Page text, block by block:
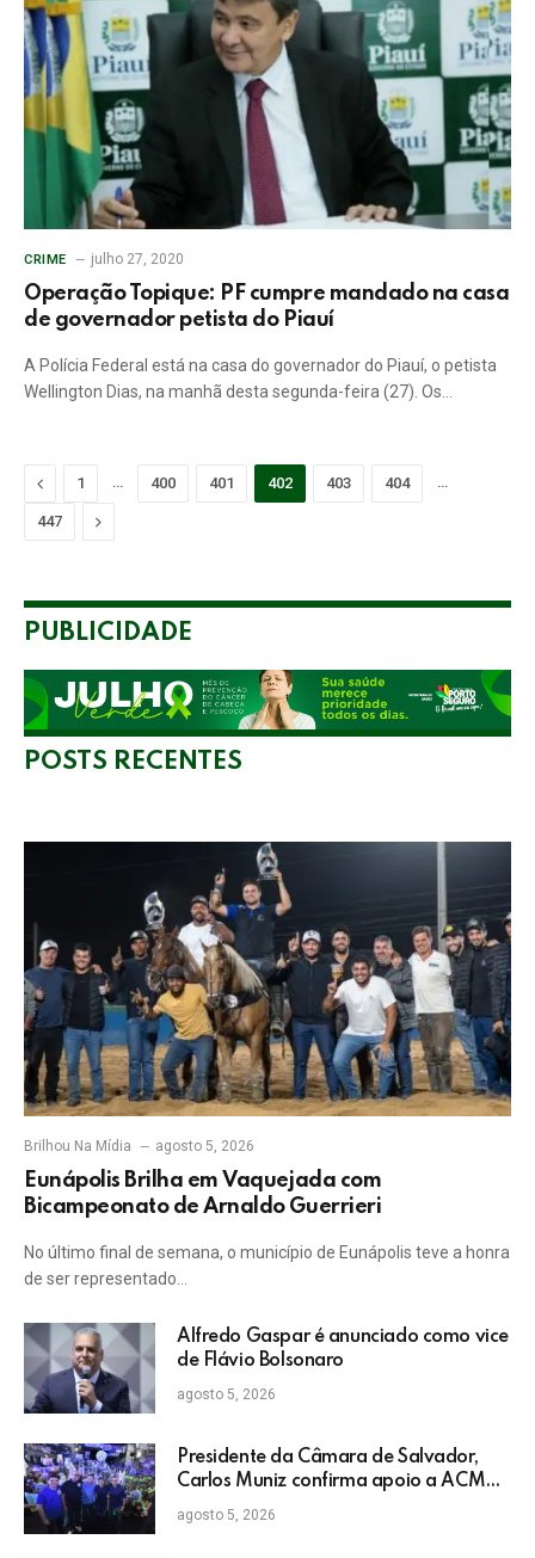
CRIME julho 27, 2020
Operação Topique: PF cumpre mandado na casa
de governador petista do Piauí
A Polícia Federal está na casa do governador do Piauí, o petista
Wellington Dias, na manhã desta segunda-feira (27). Os…
Previous
1 … 400 401 402 403 404 …
447 Next
PUBLICIDADE
POSTS RECENTES
Brilhou Na Mídia agosto 5, 2026
Eunápolis Brilha em Vaquejada com
Bicampeonato de Arnaldo Guerrieri
No último final de semana, o município de Eunápolis teve a honra
de ser representado…
Alfredo Gaspar é anunciado como vice
de Flávio Bolsonaro
agosto 5, 2026
Presidente da Câmara de Salvador,
Carlos Muniz confirma apoio a ACM
Neto: “Irei lutar voto a voto na sua
campanha”
agosto 5, 2026